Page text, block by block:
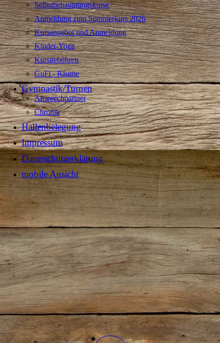
Selbstbehauptungskurse
Anmeldung zum Sommerkurs 2026
Kursangebot und Anmeldung
Kinder-Yoga
Kursgebühren
GuFi - Räume
Gymnastik/Turnen
Ansprechpartner
Chronik
Hallenbelegung
Impressum
Datenschutzerklärung
mobile Ansicht